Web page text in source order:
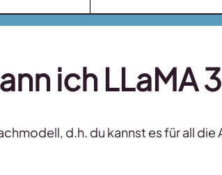
ich LLaMA
d.h. du kannst es für all